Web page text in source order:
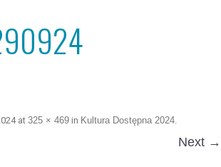
at 325 × 469 in Kultura Dostępna 2024.
Next →